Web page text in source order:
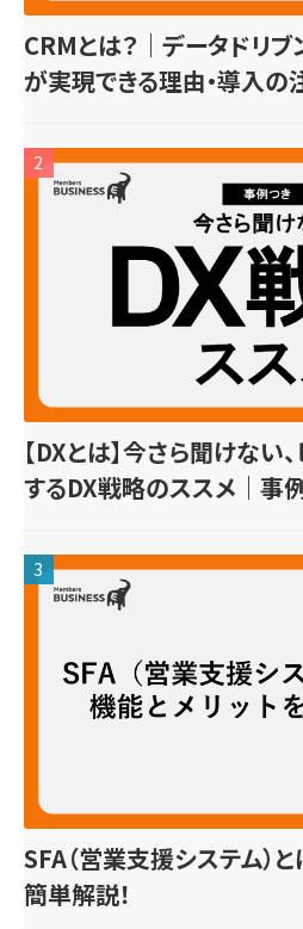
CRMとは？｜データドリ
が実現できる理由・導入
2
【DXとは】今さら聞けない
するDX戦略のススメ｜事
3
SFA（営業支援システム）
簡単解説！